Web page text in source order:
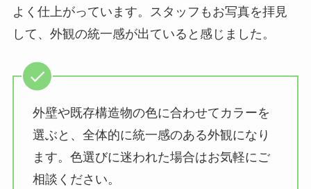
よく仕上がっています。スタッフもお写真を拝見
して、外観の統一感が出ていると感じました。
外壁や既存構造物の色に合わせてカラーを
選ぶと、全体的に統一感のある外観になり
ます。色選びに迷われた場合はお気軽にご
相談ください。